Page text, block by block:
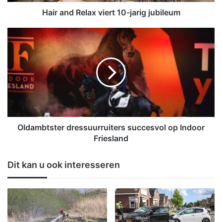
v
r
t
1
-
g
j
u
b
i
l
Hair and Relax viert 10-jarig jubileum
l
m
b
t
t
e
s
s
u
u
r
Oldambtster dressuurruiters succesvol op Indoor
Friesland
Dit kan u ook interesseren